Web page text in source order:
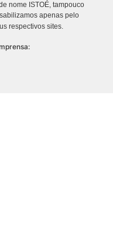
nome ISTOÉ, tampouco
apenas pelo
respectivos sites.